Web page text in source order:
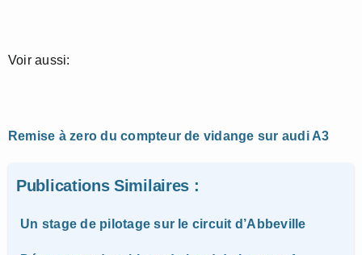
Voir aussi:
Remise à zero du compteur de vidange sur audi A3
Publications Similaires :
Un stage de pilotage sur le circuit d’Abbeville